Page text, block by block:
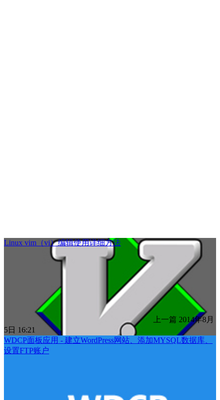
Linux vim（vi）编辑使用详细方法
上一篇 2014年8月
5日 16:21
WDCP面板应用 - 建立WordPress网站、添加MYSQL数据库、
设置FTP账户